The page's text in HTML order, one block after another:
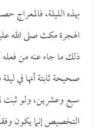
بهذه الليلة، فالمعراج
الهجرة مكث صلى الله
ذلك ما جاء عنه من
صحيحة ثابتة أنها في
سبع وعشرين، ولو ثبت
التخصيص إنما يكون